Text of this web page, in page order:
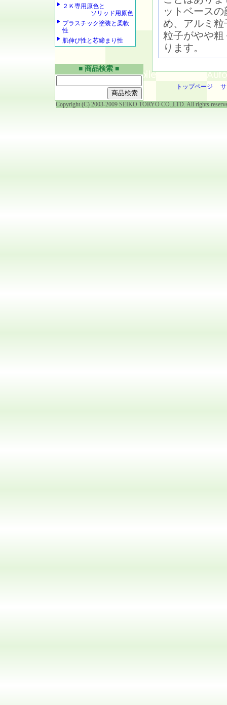
ットベース
め、アルミ
粒子がやや
ります。
トップページ
２Ｋ専用原色と
ソリッド用原色
プラスチック塗装と柔軟
性
肌伸び性と芯締まり性
■ 商品検索 ■
Copyright (C) 2003-2009 SEIKO TORYO CO.,LTD. All rights